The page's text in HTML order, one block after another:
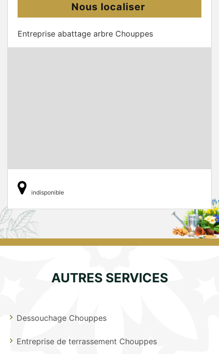
Nous localiser
Entreprise abattage arbre Chouppes
indisponible
AUTRES SERVICES
Dessouchage Chouppes
Entreprise de terrassement Chouppes